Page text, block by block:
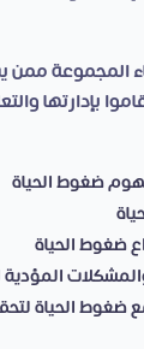
المجموعة
بإدارتها
ضغوط الحياة
ضغوط الحياة
ضغوط الحياة